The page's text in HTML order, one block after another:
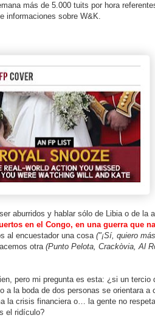
más de 5.000 tuits por hora
informaciones sobre W&K.
aburridos y hablar sólo de Libia o de la
en el Congo, en una guerra que
al encuestador una cosa ("¡Sí, quiero
otra(Punto Pelota, Crackòvia, Al
pero mi pregunta es esta: ¿si un tercio
a la boda de dos personas se orientara
la crisis financiera o… la gente no
el ridículo?